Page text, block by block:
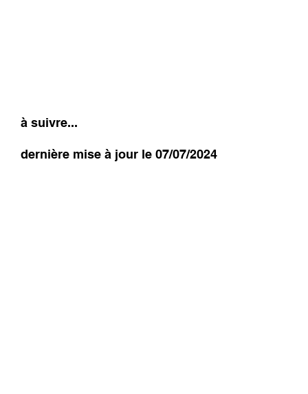
à suivre...
dernière mise à jour le 07/07/2024